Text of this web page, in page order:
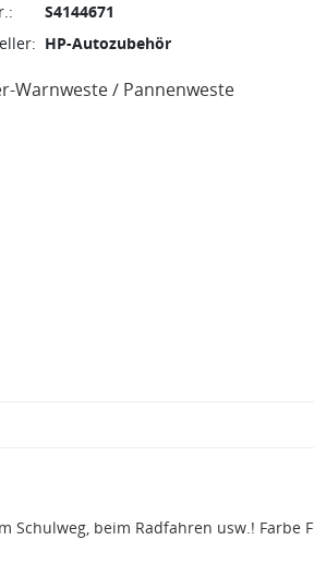
S4144671
HP-Autozubehör
Warnweste / Pannenweste
beim Radfahren usw.! Farbe